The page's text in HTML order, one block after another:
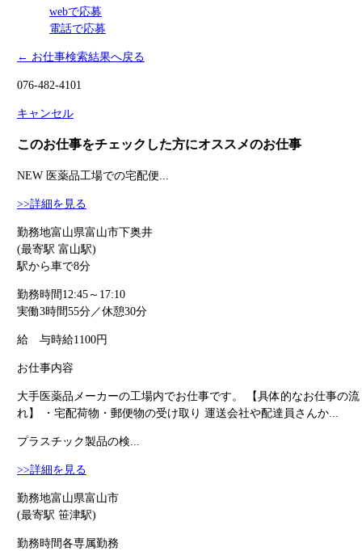
webで応募
電話で応募
← お仕事検索結果へ戻る
076-482-4101
キャンセル
このお仕事をチェックした方にオススメのお仕事
NEW医薬品工場での宅配便...
>>詳細を見る
勤務地富山県富山市下奥井
(最寄駅 富山駅)
駅から車で8分
勤務時間 12:45～17:10
実働3時間55分／休憩30分
給 与時給1100円
お仕事内容
大手医薬品メーカーの工場内でお仕事です。 【具体的なお仕事の流
れ】 ・宅配荷物・郵便物の受け取り 運送会社や配達員さんか...
プラスチック製品の検...
>>詳細を見る
勤務地富山県富山市
(最寄駅 笹津駅)
勤務時間各専属勤務